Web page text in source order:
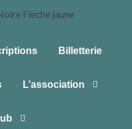
Billetterie
L’association